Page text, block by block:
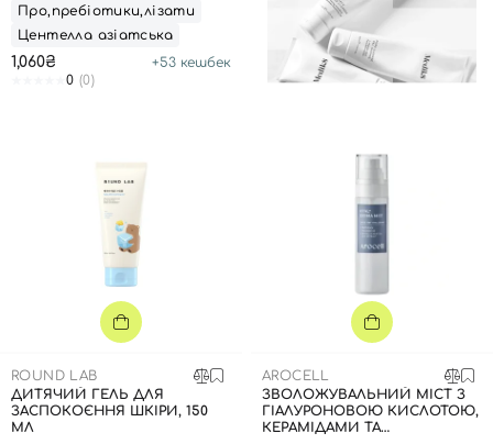
Про,пребіотики,лізати
Центелла азіатська
1,060₴ +53 кешбек
0 (0)
ROUND LAB
ДИТЯЧИЙ ГЕЛЬ ДЛЯ
ЗАСПОКОЄННЯ ШКІРИ, 150
МЛ
AROCELL
ЗВОЛОЖУВАЛЬНИЙ МІСТ З
ГІАЛУРОНОВОЮ КИСЛОТОЮ,
КЕРАМІДАМИ ТА
Реєстрація